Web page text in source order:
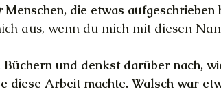
Menschen, die etwas aufgeschrieben
aus, wenn du mich mit diesen
und denkst darüber nach,
diese Arbeit machte. Walsch war